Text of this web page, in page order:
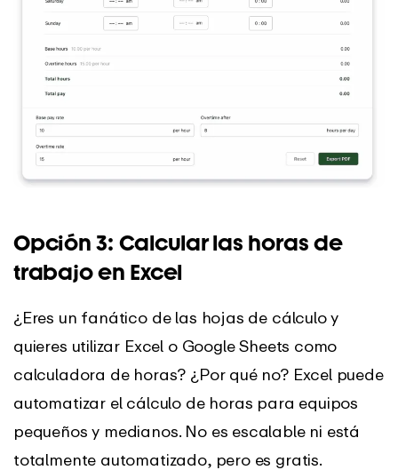
Opción 3: Calcular las horas de
trabajo en Excel
¿Eres un fanático de las hojas de cálculo y
quieres utilizar Excel o Google Sheets como
calculadora de horas? ¿Por qué no? Excel puede
automatizar el cálculo de horas para equipos
pequeños y medianos. No es escalable ni está
totalmente automatizado, pero es gratis.